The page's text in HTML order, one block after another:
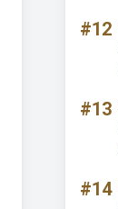
#12
#13
#14